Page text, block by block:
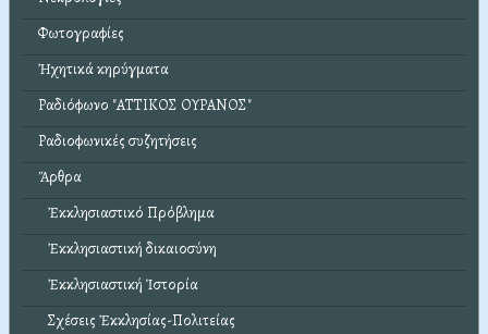
Φωτογραφίες
Ἠχητικά κηρύγματα
Ραδιόφωνο "ΑΤΤΙΚΟΣ ΟΥΡΑΝΟΣ"
Ραδιοφωνικές συζητήσεις
Ἄρθρα
Ἐκκλησιαστικό Πρόβλημα
Ἐκκλησιαστική δικαιοσύνη
Ἐκκλησιαστική Ἱστορία
Σχέσεις Ἐκκλησίας-Πολιτείας